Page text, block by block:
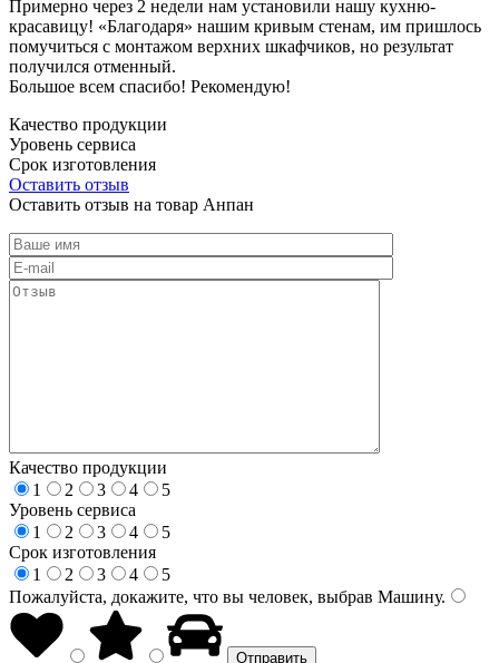
Примерно через 2 недели нам установили нашу кухню-
красавицу! «Благодаря» нашим кривым стенам, им пришлось
помучиться с монтажом верхних шкафчиков, но результат
получился отменный.
Большое всем спасибо! Рекомендую!
Качество продукции
Уровень сервиса
Срок изготовления
Оставить отзыв
Оставить отзыв на товар Анпан
Качество продукции
1
2 3 4
5
Уровень сервиса
1
2 3 4
5
Срок изготовления
1
2 3 4
5
Пожалуйста, докажите, что вы человек, выбрав Машину.